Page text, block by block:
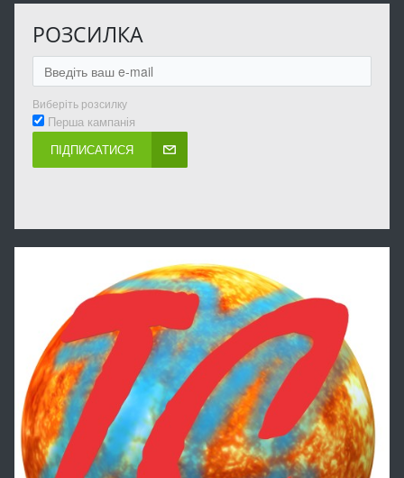
РОЗСИЛКА
Виберіть розсилку
Перша кампанія
ПІДПИСАТИСЯ